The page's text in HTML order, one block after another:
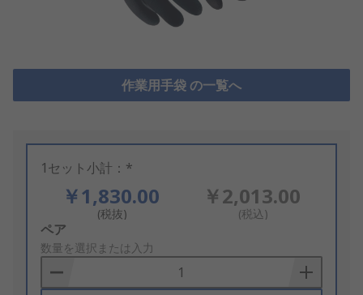
作業用手袋 の一覧へ
1セット小計：*
￥1,830.00
(税抜)
￥2,013.00
(税込)
Add
to
Basket
ペア
数量を選択または入力